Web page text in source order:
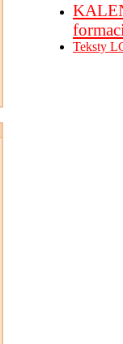
Teksty